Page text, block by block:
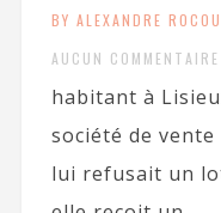
BY ALEXANDRE
AUCUN COMMENTAIRE
habitant à
société de
lui refusait un